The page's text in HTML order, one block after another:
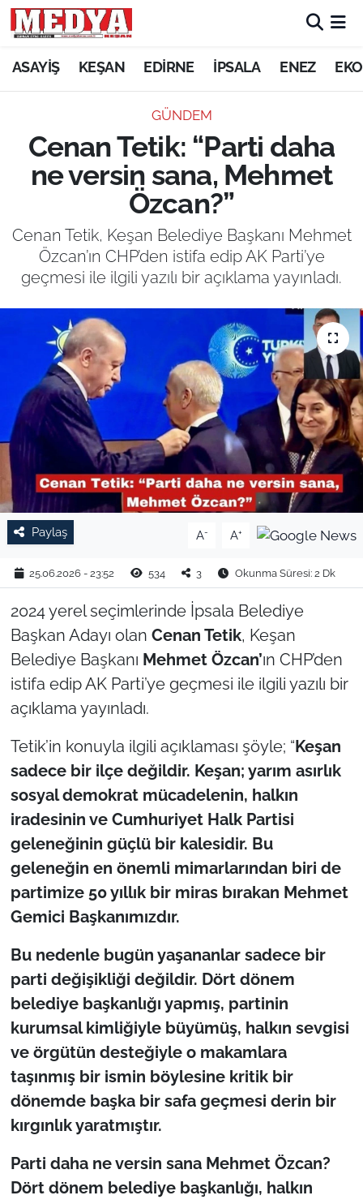
ASAYİŞ KEŞAN EDİRNE İPSALA ENEZ
GÜNDEM
Cenan Tetik: “Parti daha
ne versin sana, Mehmet
Özcan?”
Cenan Tetik, Keşan Belediye Başkanı Mehmet
Özcan’ın CHP’den istifa edip AK Parti’ye
geçmesi ile ilgili yazılı bir açıklama yayınladı.
Paylaş A- A+
25.06.2026 - 23:52 534 3 Okunma Süresi: 2 Dk
2024 yerel seçimlerinde İpsala Belediye
Başkan Adayı olan Cenan Tetik, Keşan
Belediye Başkanı Mehmet Özcan’ın CHP’den
istifa edip AK Parti’ye geçmesi ile ilgili yazılı bir
açıklama yayınladı.
Tetik’in konuyla ilgili açıklaması şöyle; “Keşan
sadece bir ilçe değildir. Keşan; yarım asırlık
sosyal demokrat mücadelenin, halkın
iradesinin ve Cumhuriyet Halk Partisi
geleneğinin güçlü bir kalesidir. Bu
geleneğin en önemli mimarlarından biri de
partimize 50 yıllık bir miras bırakan Mehmet
Gemici Başkanımızdır.
Bu nedenle bugün yaşananlar sadece bir
parti değişikliği değildir. Dört dönem
belediye başkanlığı yapmış, partinin
kurumsal kimliğiyle büyümüş, halkın sevgisi
ve örgütün desteğiyle o makamlara
taşınmış bir ismin böylesine kritik bir
dönemde başka bir safa geçmesi derin bir
kırgınlık yaratmıştır.
Parti daha ne versin sana Mehmet Özcan?
Dört dönem belediye başkanlığı, halkın
KEŞAN
ASAYİŞ
SİYASET
GÜNDEM
EKONOMİ
SAĞLIK
EĞİTİM
TARIM VE HAYVANCILIK
KÜLTÜR SANAT
RESMİ İLAN
SPOR
TEKİRDAĞ
KIRKLARELİ
TÜRKİYE
Güvenlik
Genel
Politika
Flaş Haber
Dış Haberler
Magazin
İş Dünyası
Bilim Teknoloji
English News